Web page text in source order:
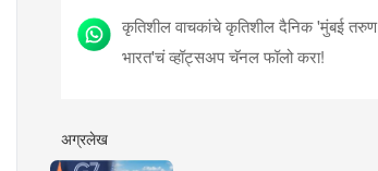
कृतिशील वाचकांचे कृतिशील दैनिक 'मुंबई तरुण
भारत'चं व्हॉट्सअप चॅनल फॉलो करा!
अग्रलेख